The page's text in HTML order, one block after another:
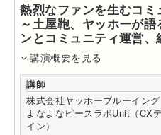
熱烈なファンを生むコ
～土屋鞄、ヤッホーが
ンとコミュニティ運営、
講演概要を見る
講師
株式会社ヤッホーブルーイング
よなよなピースラボUnit（CX
イン）